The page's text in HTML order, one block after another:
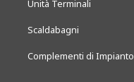
Unità Terminali
Scaldabagni
Complementi di Impianto